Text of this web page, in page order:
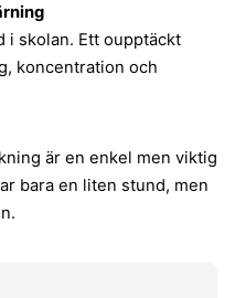
i skolan. Ett oupptäckt
koncentration och
är en enkel men viktig
bara en liten stund, men